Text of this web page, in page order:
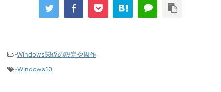
-Windows関係の設定や操作
-Windows10